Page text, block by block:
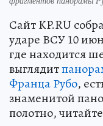
Сайт KP.RU
ударе ВСУ 10
где находится
выглядит
Франца Рубо,
знаменитой
полотно,